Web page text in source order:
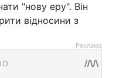
"нову еру". Він
відносини з
Реклама